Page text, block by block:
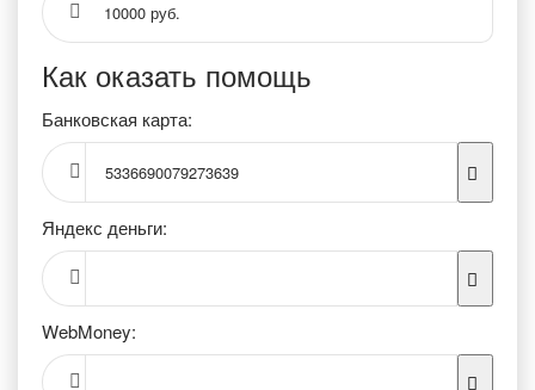
10000 руб.
Как оказать помощь
Банковская карта:
5336690079273639
Яндекс деньги:
WebMoney: